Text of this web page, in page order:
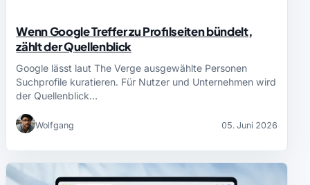
Wenn Google Treffer zu Profilseiten bündelt,
zählt der Quellenblick
Google lässt laut The Verge ausgewählte Personen
Suchprofile kuratieren. Für Nutzer und Unternehmen wird
der Quellenblick…
Wolfgang 05. Juni 2026